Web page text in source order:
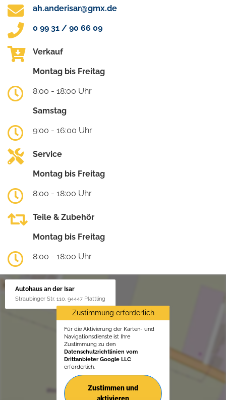
ah.anderisar@gmx.de
0 99 31 / 90 66 09
Verkauf
Montag bis Freitag
8:00 - 18:00 Uhr
Samstag
9:00 - 16:00 Uhr
Service
Montag bis Freitag
8:00 - 18:00 Uhr
Teile & Zubehör
Montag bis Freitag
8:00 - 18:00 Uhr
Autohaus an der Isar
Straubinger Str. 110, 94447 Plattling
Zustimmung erforderlich
Für die Aktivierung der Karten- und
Navigationsdienste ist Ihre
Zustimmung zu den
Datenschutzrichtlinien vom
Drittanbieter Google LLC
erforderlich.
Zustimmen und